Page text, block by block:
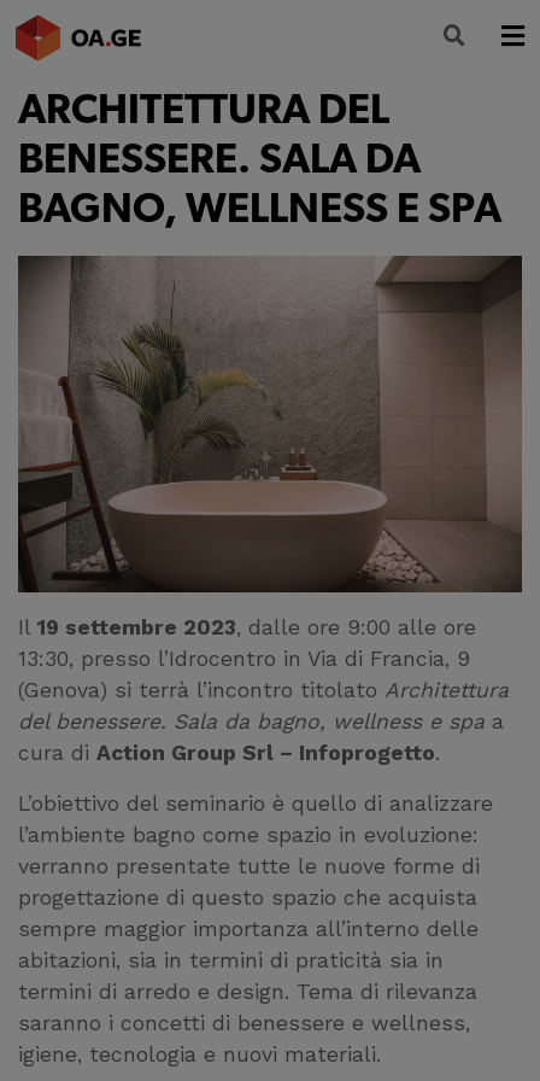
L’ORDINE
AMMINISTRAZIONE TRASPARENTE
ALBO
SERVIZI
FORMAZIONE
NEWS
ARCHITETTURA DEL
BENESSERE. SALA DA
BAGNO, WELLNESS E SPA
Il 19 settembre 2023, dalle ore 9:00 alle ore
13:30, presso l’Idrocentro in Via di Francia, 9
(Genova) si terrà l’incontro titolato Architettura
del benessere. Sala da bagno, wellness e spa a
cura di Action Group Srl – Infoprogetto.
L’obiettivo del seminario è quello di analizzare
l’ambiente bagno come spazio in evoluzione:
verranno presentate tutte le nuove forme di
progettazione di questo spazio che acquista
sempre maggior importanza all’interno delle
abitazioni, sia in termini di praticità sia in
termini di arredo e design. Tema di rilevanza
saranno i concetti di benessere e wellness,
igiene, tecnologia e nuovi materiali.